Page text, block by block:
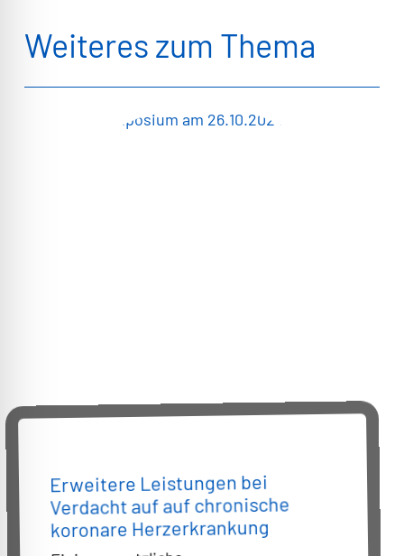
Weiteres zum Thema
Herz-CT Q2-Zertifikat für Prof. Dr.
med. J. Scheidler
Erweitere Leistungen bei
Verdacht auf auf chronische
koronare Herzerkrankung